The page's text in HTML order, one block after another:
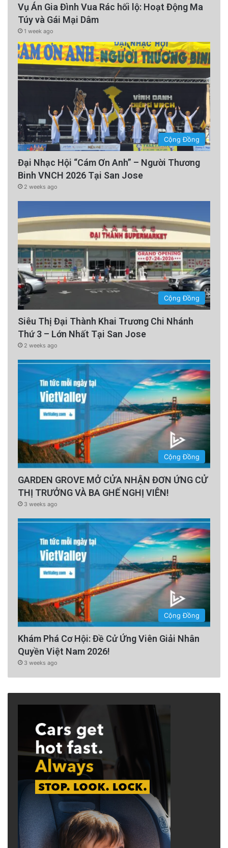
Vụ Án Gia Đình Vua Rác hối lộ: Hoạt Động Ma
Túy và Gái Mại Dâm
1 week ago
Cộng Đồng
Đại Nhạc Hội “Cám Ơn Anh” – Người Thương
Binh VNCH 2026 Tại San Jose
2 weeks ago
Cộng Đồng
Siêu Thị Đại Thành Khai Trương Chi Nhánh
Thứ 3 – Lớn Nhất Tại San Jose
2 weeks ago
Cộng Đồng
GARDEN GROVE MỞ CỬA NHẬN ĐƠN ỨNG CỬ
THỊ TRƯỞNG VÀ BA GHẾ NGHỊ VIÊN!
3 weeks ago
Cộng Đồng
Khám Phá Cơ Hội: Đề Cử Ứng Viên Giải Nhân
Quyền Việt Nam 2026!
3 weeks ago